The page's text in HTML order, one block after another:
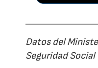
Datos del
Seguridad